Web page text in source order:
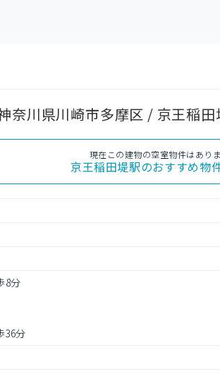
奈川県川崎市多摩区 / 京王稲
現在この建物の空室物件はあり
京王稲田堤駅のおすすめ物
8分
36分